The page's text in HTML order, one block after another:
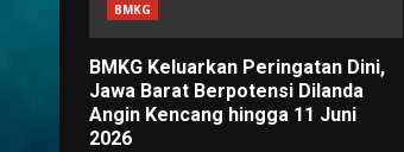
BMKG
BMKG Keluarkan Peringatan Dini,
Jawa Barat Berpotensi Dilanda
Angin Kencang hingga 11 Juni
2026